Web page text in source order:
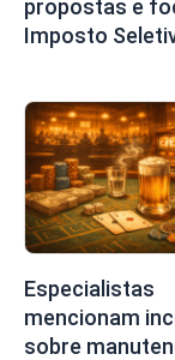
propostas e
Imposto
Especialistas
mencionam
sobre